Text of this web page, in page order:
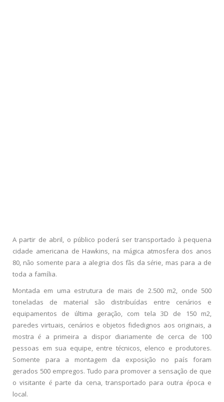
A partir de abril, o público poderá ser transportado à pequena
cidade americana de Hawkins, na mágica atmosfera dos anos
80, não somente para a alegria dos fãs da série, mas para a de
toda a família.
Montada em uma estrutura de mais de 2.500 m2, onde 500
toneladas de material são distribuídas entre cenários e
equipamentos de última geração, com tela 3D de 150 m2,
paredes virtuais, cenários e objetos fidedignos aos originais, a
mostra é a primeira a dispor diariamente de cerca de 100
pessoas em sua equipe, entre técnicos, elenco e produtores.
Somente para a montagem da exposição no país foram
gerados 500 empregos. Tudo para promover a sensação de que
o visitante é parte da cena, transportado para outra época e
local.